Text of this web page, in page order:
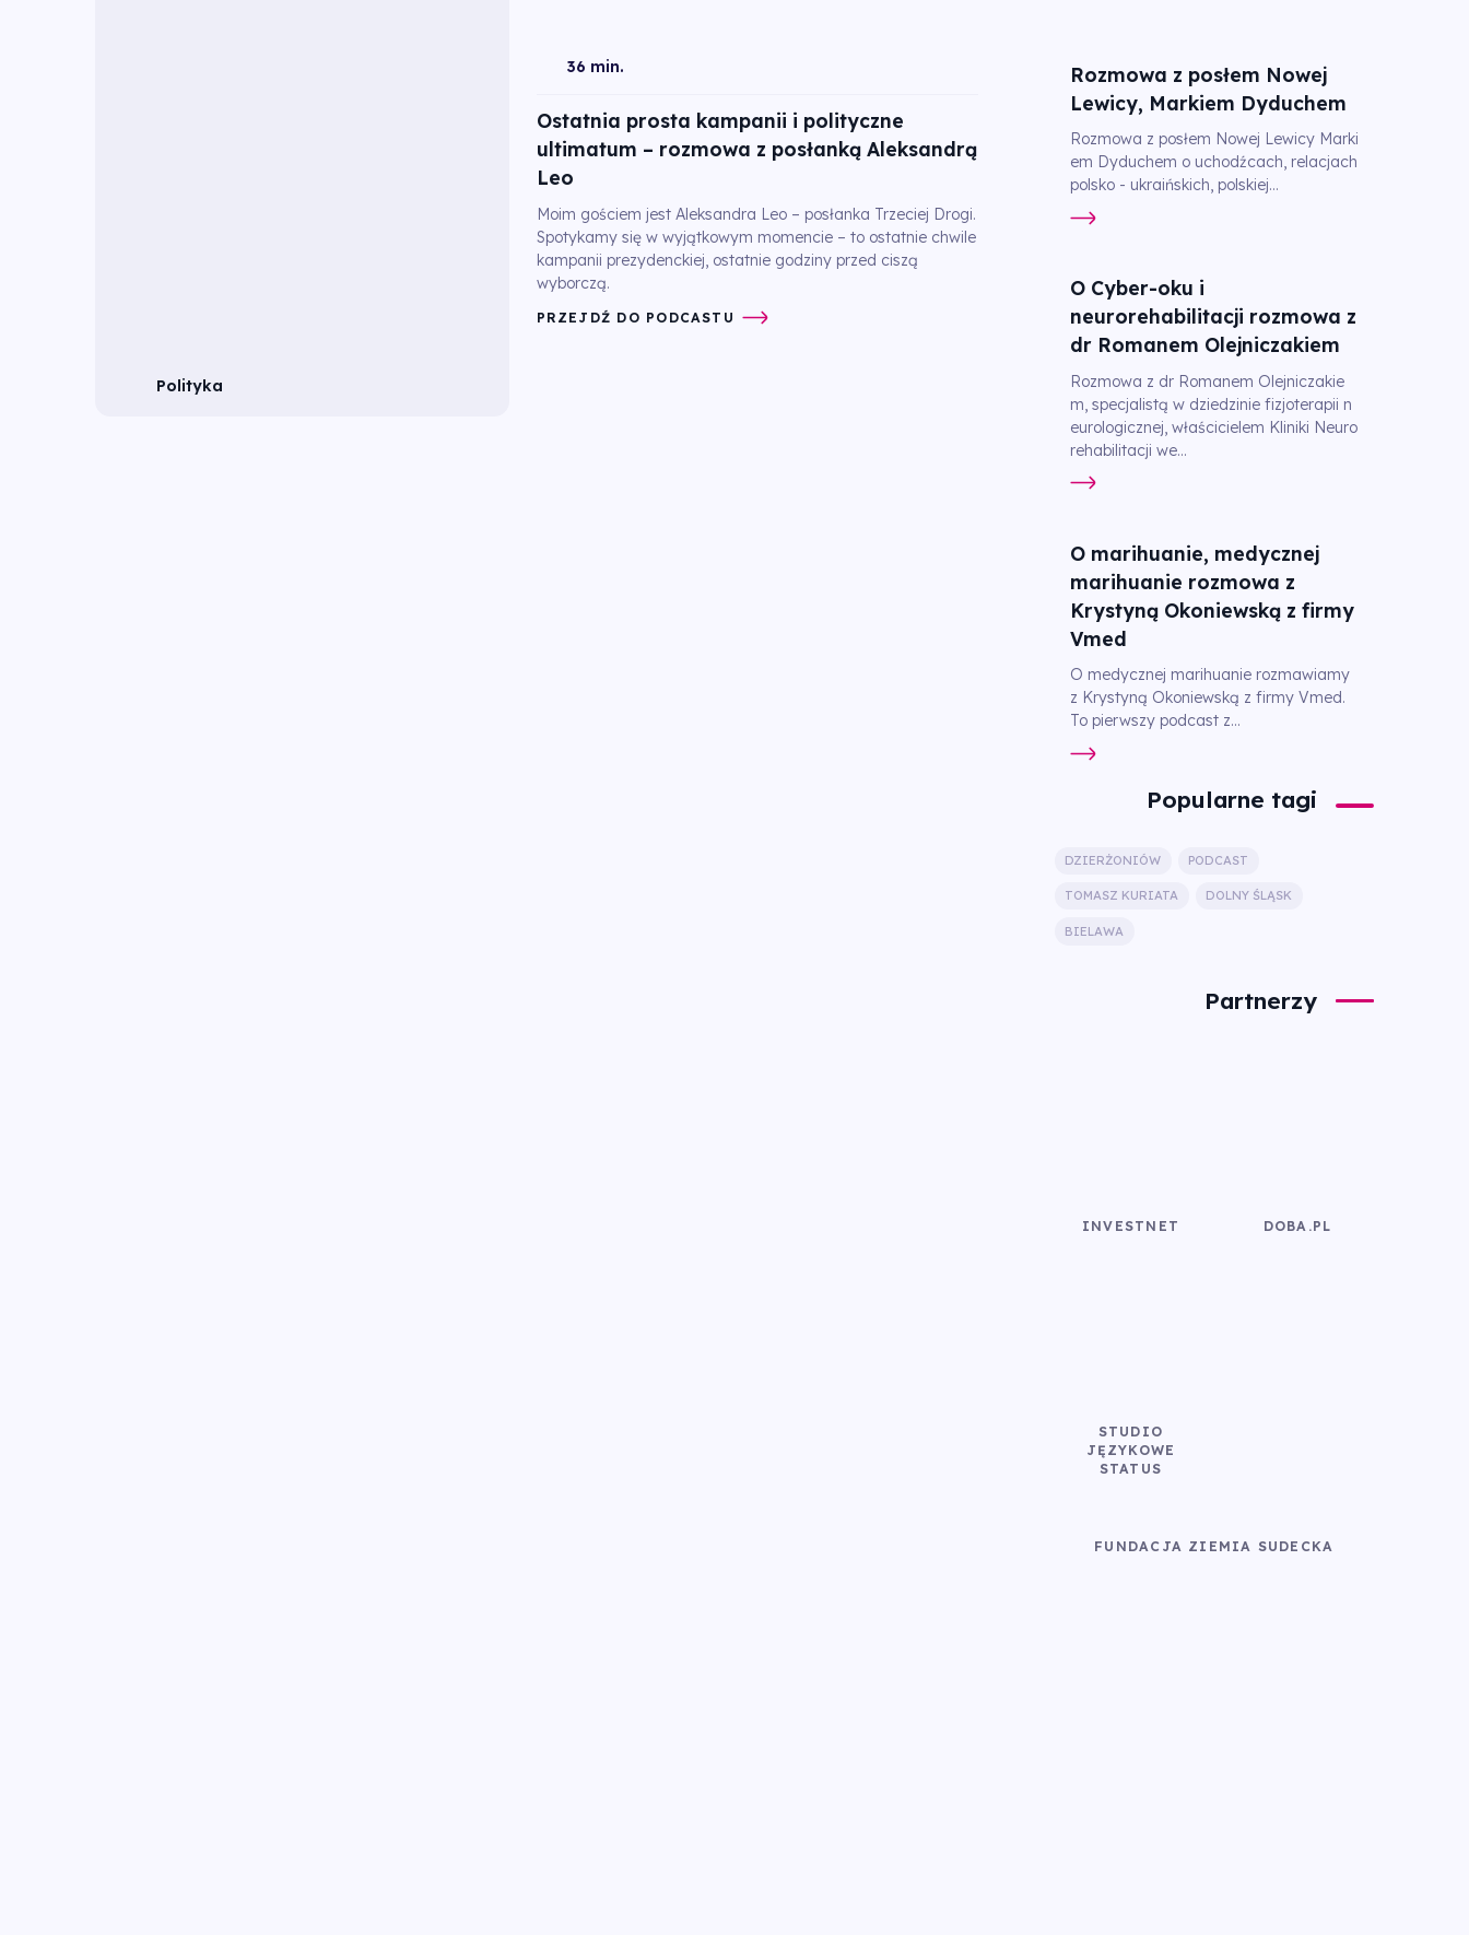
Polityka
36 min.
Ostatnia prosta kampanii i polityczne
ultimatum – rozmowa z posłanką Aleksandrą
Leo
Moim gościem jest Aleksandra Leo – posłanka Trzeciej Drogi.
Spotykamy się w wyjątkowym momencie – to ostatnie chwile
kampanii prezydenckiej, ostatnie godziny przed ciszą
wyborczą.
PRZEJDŹ DO PODCASTU
Rozmowa z posłem Nowej
Lewicy, Markiem Dyduchem
Rozmowa z posłem Nowej Lewicy Marki
em Dyduchem o uchodźcach, relacjach
polsko - ukraińskich, polskiej...
O Cyber-oku i
neurorehabilitacji rozmowa z
dr Romanem Olejniczakiem
Rozmowa z dr Romanem Olejniczakie
m, specjalistą w dziedzinie fizjoterapii n
eurologicznej, właścicielem Kliniki Neuro
rehabilitacji we...
O marihuanie, medycznej
marihuanie rozmowa z
Krystyną Okoniewską z firmy
Vmed
O medycznej marihuanie rozmawiamy
z Krystyną Okoniewską z firmy Vmed.
To pierwszy podcast z...
Popularne tagi
DZIERŻONIÓW PODCAST
TOMASZ KURIATA DOLNY ŚLĄSK
BIELAWA
Partnerzy
INVESTNET DOBA.PL
STUDIO
JĘZYKOWE
STATUS
FUNDACJA ZIEMIA SUDECKA